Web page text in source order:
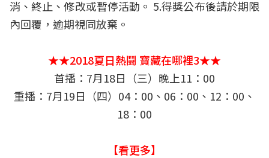
消、終止、修改或暫停活動。 5.得獎公布後請於期限
內回覆，逾期視同放棄。
★★2018夏日熱鬪 寶藏在哪裡3★★
首播：7月18日（三）晚上11：00
重播：7月19日（四）04：00、06：00、12：00、
18：00
【看更多】